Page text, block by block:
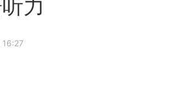
力